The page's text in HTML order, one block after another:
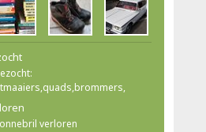
verloren